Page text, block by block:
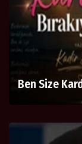
Ben Size